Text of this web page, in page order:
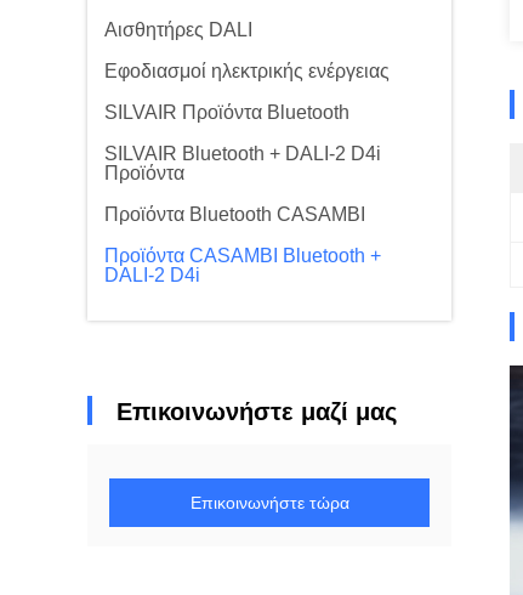
Αισθητήρες DALI
Εφοδιασμοί ηλεκτρικής ενέργειας
SILVAIR Προϊόντα Bluetooth
SILVAIR Bluetooth + DALI-2 D4i
Προϊόντα
Προϊόντα Bluetooth CASAMBI
Προϊόντα CASAMBI Bluetooth +
DALI-2 D4i
Επικοινωνήστε μαζί μας
Επικοινωνήστε τώρα